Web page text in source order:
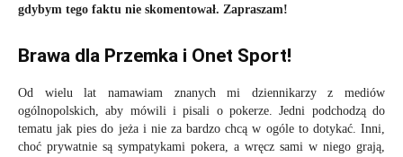
gdybym tego faktu nie skomentował. Zapraszam!
Brawa dla Przemka i Onet Sport!
Od wielu lat namawiam znanych mi dziennikarzy z mediów
ogólnopolskich, aby mówili i pisali o pokerze. Jedni podchodzą do
tematu jak pies do jeża i nie za bardzo chcą w ogóle to dotykać. Inni,
choć prywatnie są sympatykami pokera, a wręcz sami w niego grają,